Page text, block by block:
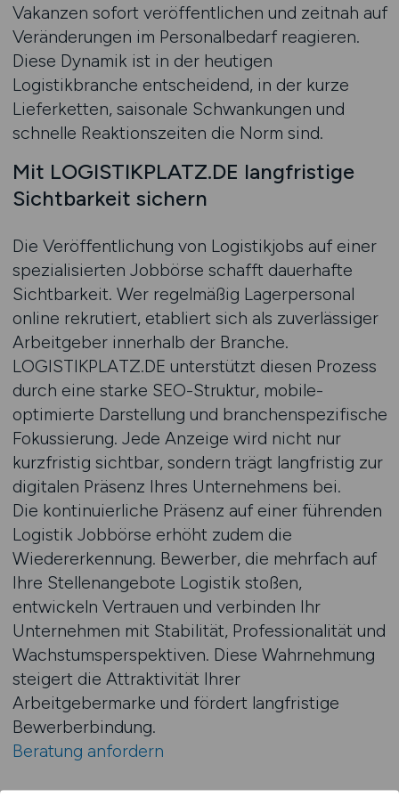
Vakanzen sofort veröffentlichen und zeitnah auf
Veränderungen im Personalbedarf reagieren.
Diese Dynamik ist in der heutigen
Logistikbranche entscheidend, in der kurze
Lieferketten, saisonale Schwankungen und
schnelle Reaktionszeiten die Norm sind.
Mit LOGISTIKPLATZ.DE langfristige
Sichtbarkeit sichern
Die Veröffentlichung von Logistikjobs auf einer
spezialisierten Jobbörse schafft dauerhafte
Sichtbarkeit. Wer regelmäßig Lagerpersonal
online rekrutiert, etabliert sich als zuverlässiger
Arbeitgeber innerhalb der Branche.
LOGISTIKPLATZ.DE unterstützt diesen Prozess
durch eine starke SEO-Struktur, mobile-
optimierte Darstellung und branchenspezifische
Fokussierung. Jede Anzeige wird nicht nur
kurzfristig sichtbar, sondern trägt langfristig zur
digitalen Präsenz Ihres Unternehmens bei.
Die kontinuierliche Präsenz auf einer führenden
Logistik Jobbörse erhöht zudem die
Wiedererkennung. Bewerber, die mehrfach auf
Ihre Stellenangebote Logistik stoßen,
entwickeln Vertrauen und verbinden Ihr
Unternehmen mit Stabilität, Professionalität und
Wachstumsperspektiven. Diese Wahrnehmung
steigert die Attraktivität Ihrer
Arbeitgebermarke und fördert langfristige
Bewerberbindung.
Beratung anfordern